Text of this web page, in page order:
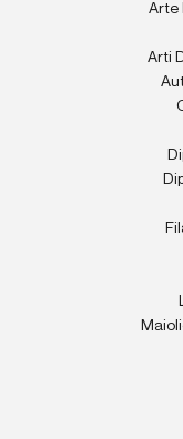
Arte
Arti